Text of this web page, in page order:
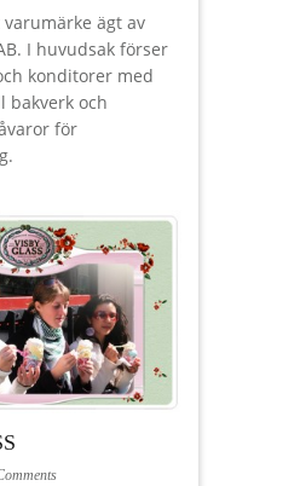
varumärke ägt av
I huvudsak förser
konditorer med
bakverk och
för